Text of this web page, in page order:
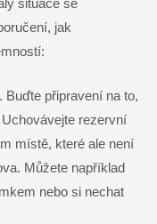
situace se
jak
připravení na to,
rezervní
místě, které ale není
Můžete například
nebo si nechat